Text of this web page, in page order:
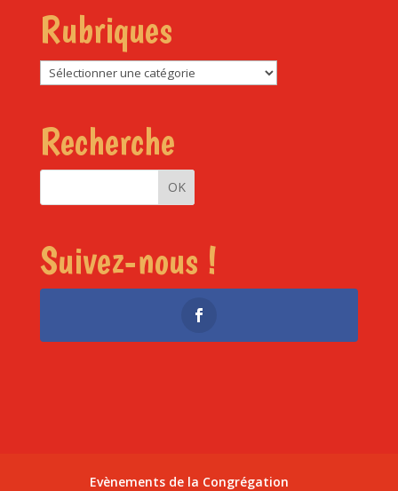
Rubriques
Rubriques
Recherche
Suivez-nous !
Evènements de la Congrégation